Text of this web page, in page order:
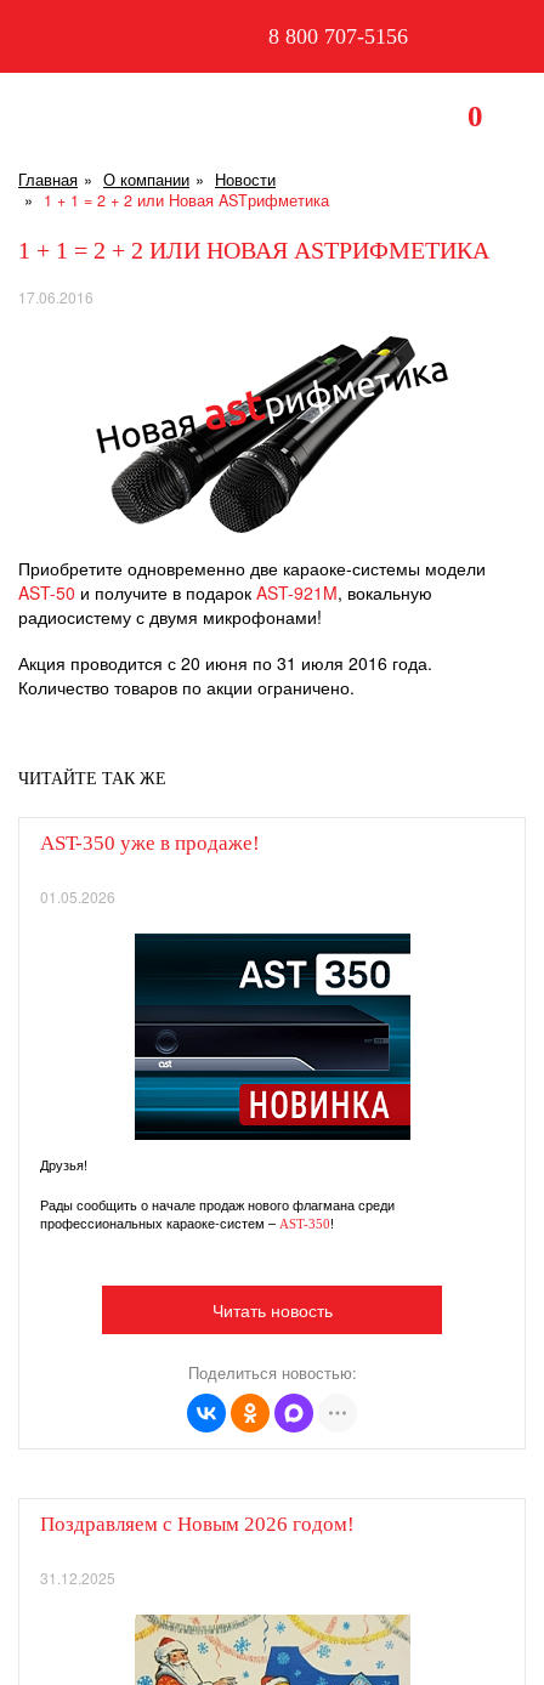
8 800 707-5156
0
Главная О компании
Новости
1 + 1 = 2 + 2 или Новая ASTрифметика
1 + 1 = 2 + 2 ИЛИ НОВАЯ ASTРИФМЕТИКА
17.06.2016
Приобретите одновременно две караоке-системы модели
AST-50 и получите в подарок AST-921M, вокальную
радиосистему с двумя микрофонами!
Акция проводится с 20 июня по 31 июля 2016 года.
Количество товаров по акции ограничено.
ЧИТАЙТЕ ТАК ЖЕ
AST-350 уже в продаже!
01.05.2026
Друзья!
Рады сообщить о начале продаж нового флагмана среди
профессиональных караоке-систем – AST-350!
Читать новость
Поделиться новостью:
Поздравляем с Новым 2026 годом!
31.12.2025